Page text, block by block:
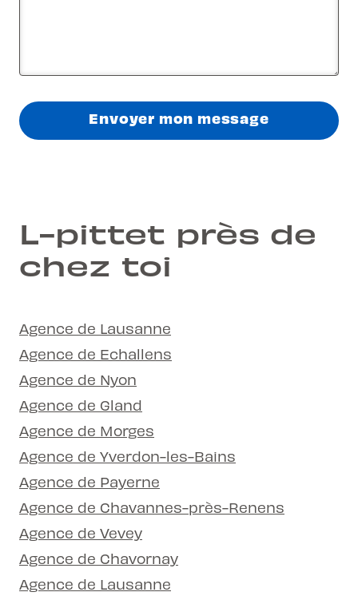
Envoyer mon message
L-pittet près de
chez toi
Agence de Lausanne
Agence de Echallens
Agence de Nyon
Agence de Gland
Agence de Morges
Agence de Yverdon-les-Bains
Agence de Payerne
Agence de Chavannes-près-Renens
Agence de Vevey
Agence de Chavornay
Agence de Lausanne